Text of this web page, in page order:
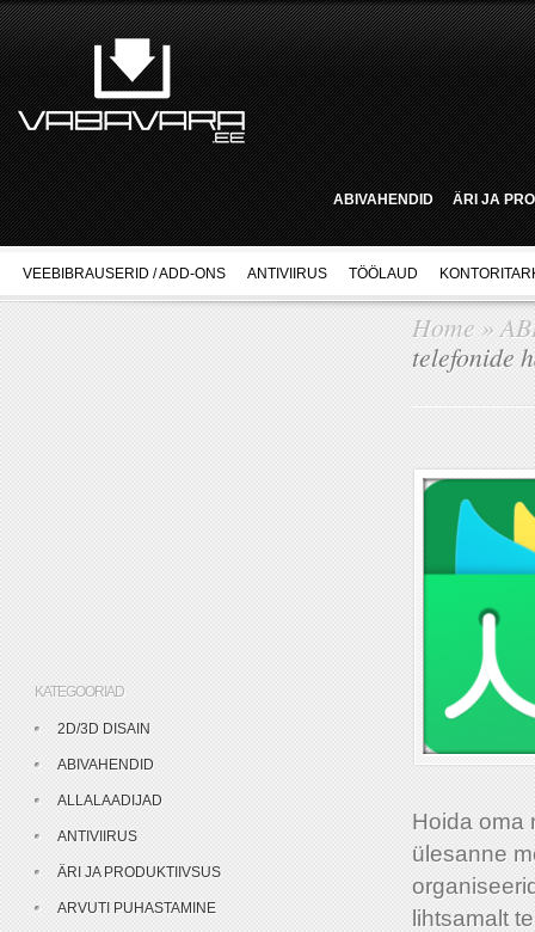
ABIVAHENDID ÄRI JA
VEEBIBRAUSERID / ADD-ONS ANTIVIIRUS TÖÖLAUD
Home »
telefonide
Hoida oma
ülesanne
lihtsamalt
KATEGOORIAD
2D/3D DISAIN
ABIVAHENDID
ALLALAADIJAD
ANTIVIIRUS
ÄRI JA PRODUKTIIVSUS
ARVUTI PUHASTAMINE